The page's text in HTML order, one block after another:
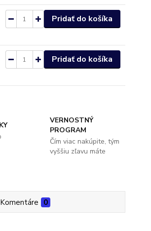
Pridať do košíka
Pridať do košíka
VERNOSTNÝ
PROGRAM
Čím viac nakúpite, tým
vyššiu zľavu máte
Komentáre 0